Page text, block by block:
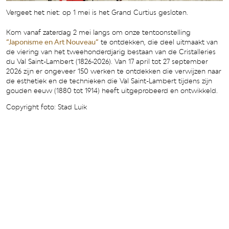
Vergeet het niet: op 1 mei is het Grand Curtius gesloten.
Kom vanaf zaterdag 2 mei langs om onze tentoonstelling
“Japonisme en Art Nouveau” te ontdekken, die deel uitmaakt van
de viering van het tweehonderdjarig bestaan van de Cristalleries
du Val Saint-Lambert (1826-2026). Van 17 april tot 27 september
2026 zijn er ongeveer 150 werken te ontdekken die verwijzen naar
de esthetiek en de technieken die Val Saint-Lambert tijdens zijn
gouden eeuw (1880 tot 1914) heeft uitgeprobeerd en ontwikkeld.
Copyright foto: Stad Luik